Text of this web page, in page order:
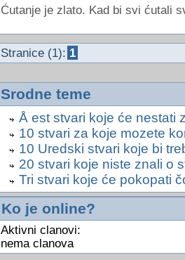
Ćutanje je zlato. Kad bi svi ćutali
Stranice (1): 1
Srodne teme
Å est stvari koje će nestati
10 stvari za koje mozete
10 Uredski stvari koje bi
20 stvari koje niste znali o
Tri stvari koje će pokopati
Ko je online?
Aktivni clanovi:
nema clanova